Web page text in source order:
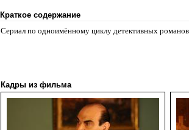
Краткое содержание
Сериал по одноимённому циклу детективных
Кадры из фильма